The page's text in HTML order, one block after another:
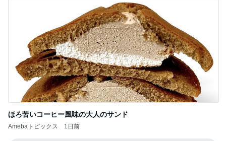
ほろ苦いコーヒー風味の大人のサンド
Amebaトピックス 1日前